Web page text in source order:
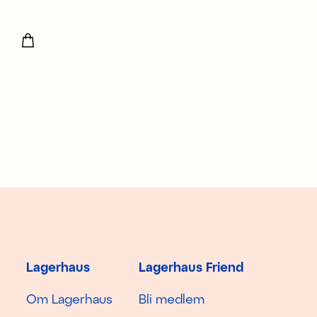
Lagerhaus
Om Lagerhaus
Lagerhaus Friend
Bli medlem